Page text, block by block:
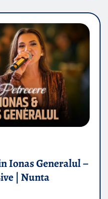
Ionas Generalul –
| Nunta